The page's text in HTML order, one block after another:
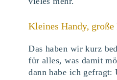
Kleines Handy, große
Das haben wir kurz
für alles, was damit
dann habe ich gefragt: